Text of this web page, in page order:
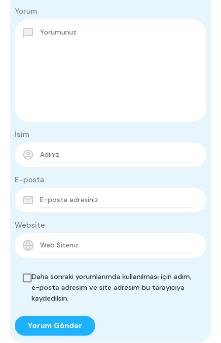
Yorum
İsim
E-posta
Website
Daha sonraki yorumlarımda kullanılması için adım,
e-posta adresim ve site adresim bu tarayıcıya
kaydedilsin.